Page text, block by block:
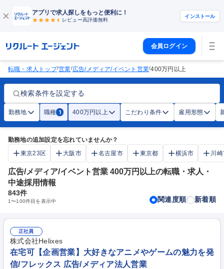
アプリで求人探しをもっと便利に！
レビュー高評価無料
インストール
会員ログイン
転職・求人トップ/営業/広告/メディア/イベント営業/400万円以上
検索条件を設定する
勤務地 職種 1 400万円以上 こだわり条件 雇用形態
勤務地の追加設定を忘れていませんか？
東京23区
大阪市 名古屋市 東京都 横浜市 川
広告/メディア/イベント営業 400万円以上の転職・求人・
中途採用情報
843件
1〜100件目を表示中 関連度順 新着順
正社員
株式会社Helixes
在宅可【企画営業】大好きなアニメやゲームの魅力を発
信/フレックス 広告/メディア法人営業